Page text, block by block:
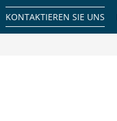
KONTAKTIEREN SIE UNS